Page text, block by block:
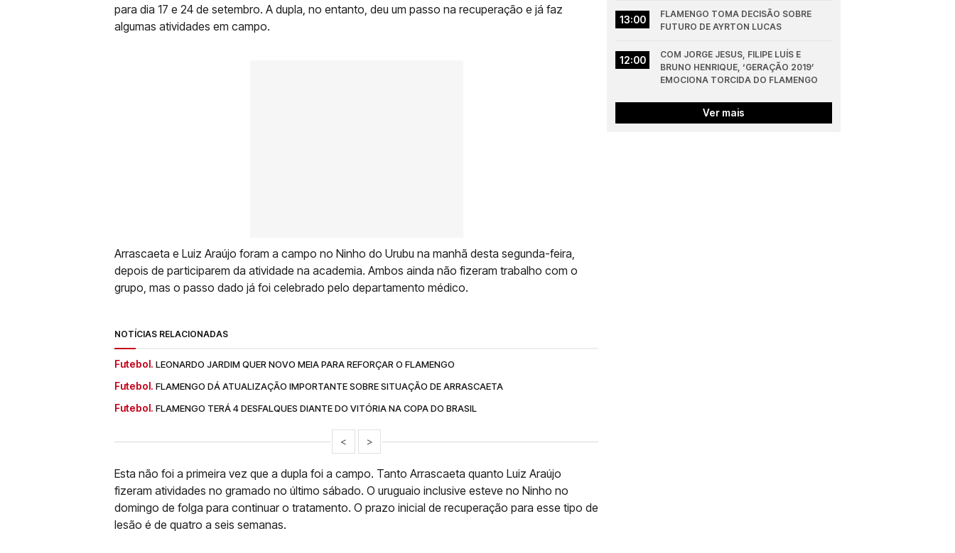
para dia 17 e 24 de setembro. A dupla, no entanto, deu um passo na recuperação e já faz
algumas atividades em campo.
Arrascaeta e Luiz Araújo foram a campo no Ninho do Urubu na manhã desta segunda-feira,
depois de participarem da atividade na academia. Ambos ainda não fizeram trabalho com o
grupo, mas o passo dado já foi celebrado pelo departamento médico.
NOTÍCIAS RELACIONADAS
Futebol. LEONARDO JARDIM QUER NOVO MEIA PARA REFORÇAR O FLAMENGO
Futebol. FLAMENGO DÁ ATUALIZAÇÃO IMPORTANTE SOBRE SITUAÇÃO DE ARRASCAETA
Futebol. FLAMENGO TERÁ 4 DESFALQUES DIANTE DO VITÓRIA NA COPA DO BRASIL
< >
Esta não foi a primeira vez que a dupla foi a campo. Tanto Arrascaeta quanto Luiz Araújo
fizeram atividades no gramado no último sábado. O uruguaio inclusive esteve no Ninho no
domingo de folga para continuar o tratamento. O prazo inicial de recuperação para esse tipo de
lesão é de quatro a seis semanas.
13:00
FLAMENGO TOMA DECISÃO SOBRE
FUTURO DE AYRTON LUCAS
12:00
COM JORGE JESUS, FILIPE LUÍS E
BRUNO HENRIQUE, ‘GERAÇÃO 2019’
EMOCIONA TORCIDA DO FLAMENGO
Ver mais